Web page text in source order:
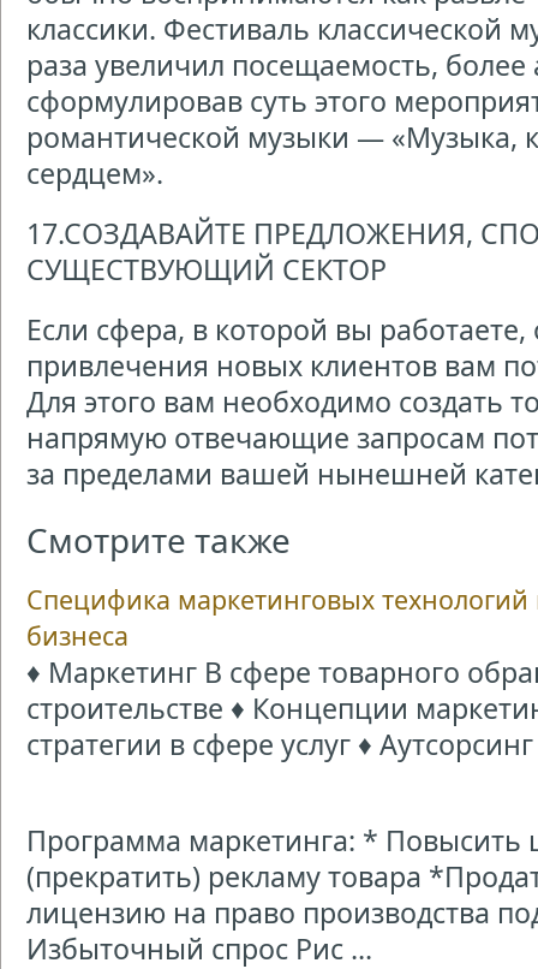
классики. Фестиваль классической
раза увеличил посещаемость, более
сформулировав суть этого
романтической музыки — «Музыка,
сердцем».
17.СОЗДАВАЙТЕ ПРЕДЛОЖЕНИЯ,
СУЩЕСТВУЮЩИЙ СЕКТОР
Если сфера, в которой вы
привлечения новых клиентов вам
Для этого вам необходимо создать
напрямую отвечающие запросам
за пределами вашей нынешней
Смотрите также
Специфика маркетинговых
бизнеса
♦ Маркетинг В сфере товарного
строительстве ♦ Концепции
стратегии в сфере услуг ♦
Программа маркетинга: * Повысить
(прекратить) рекламу товара
лицензию на право производства
Избыточный спрос Рис ...